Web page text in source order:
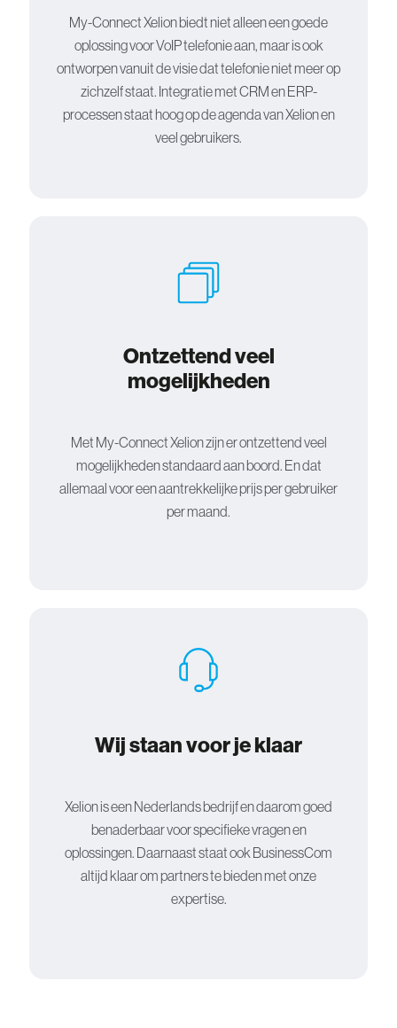
My-Connect Xelion biedt niet alleen een goede
oplossing voor VoIP telefonie aan, maar is ook
ontworpen vanuit de visie dat telefonie niet meer op
zichzelf staat. Integratie met CRM en ERP-
processen staat hoog op de agenda van Xelion en
veel gebruikers.
Ontzettend veel
mogelijkheden
Met My-Connect Xelion zijn er ontzettend veel
mogelijkheden standaard aan boord. En dat
allemaal voor een aantrekkelijke prijs per gebruiker
per maand.
Wij staan voor je klaar
Xelion is een Nederlands bedrijf en daarom goed
benaderbaar voor specifieke vragen en
oplossingen. Daarnaast staat ook BusinessCom
altijd klaar om partners te bieden met onze
expertise.